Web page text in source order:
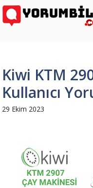
Kiwi KTM
Kullanıcı
29 Ekim 2023